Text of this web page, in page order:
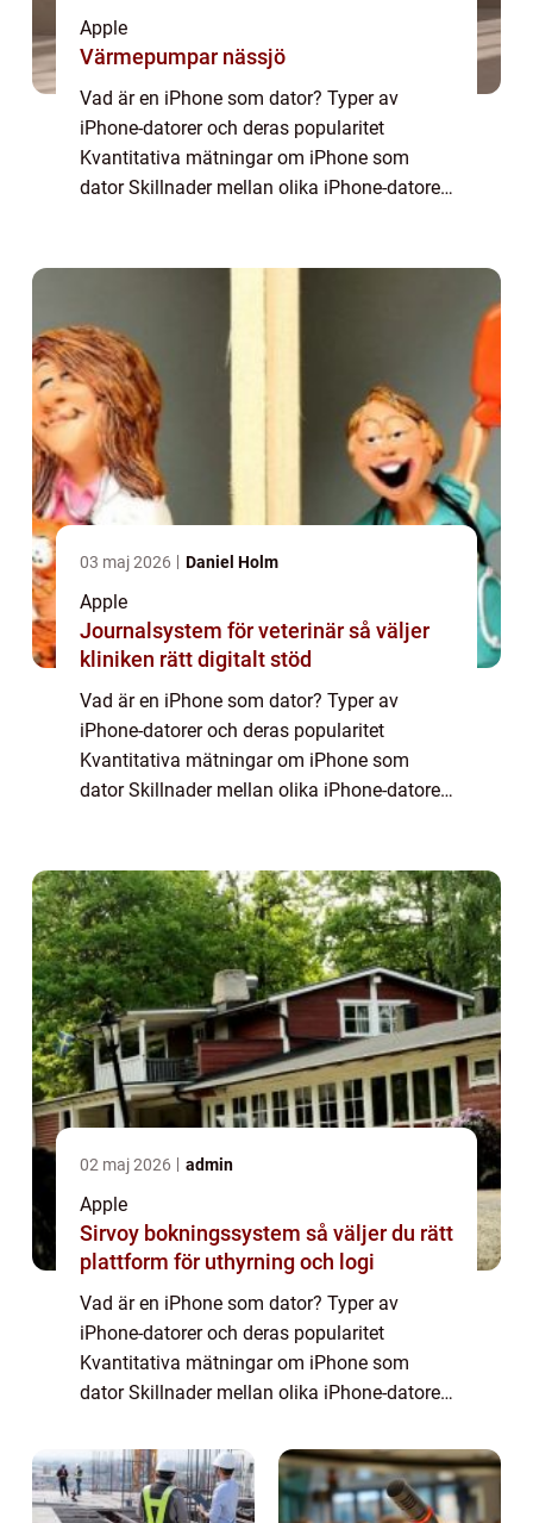
Apple
Värmepumpar nässjö
Vad är en iPhone som dator? Typer av
iPhone-datorer och deras popularitet
Kvantitativa mätningar om iPhone som
dator Skillnader mellan olika iPhone-datorer
03 maj 2026 Daniel Holm
Apple
Journalsystem för veterinär så väljer
kliniken rätt digitalt stöd
Vad är en iPhone som dator? Typer av
iPhone-datorer och deras popularitet
Kvantitativa mätningar om iPhone som
dator Skillnader mellan olika iPhone-datorer
har revolutionerat...
02 maj 2026 admin
Apple
Sirvoy bokningssystem så väljer du rätt
plattform för uthyrning och logi
Vad är en iPhone som dator? Typer av
iPhone-datorer och deras popularitet
Kvantitativa mätningar om iPhone som
dator Skillnader mellan olika iPhone-datorer
nackdelar med iPhone-datorer Smartphones
har revolutionerat...